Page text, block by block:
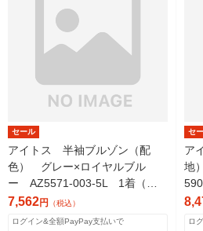
セール
アイトス 半袖ブルゾン（配
色） グレー×ロイヤルブル
ー AZ5571-003-5L 1着（直
送品）
7,562円 （税込）
ログイン&全額PayPay支払いで
セ
ア
地
ロ